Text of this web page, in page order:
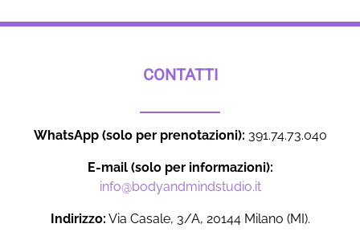
CONTATTI
WhatsApp (solo per prenotazioni): 391.74.73.040
E-mail (solo per informazioni):
info@bodyandmindstudio.it
Indirizzo: Via Casale, 3/A, 20144 Milano (MI).